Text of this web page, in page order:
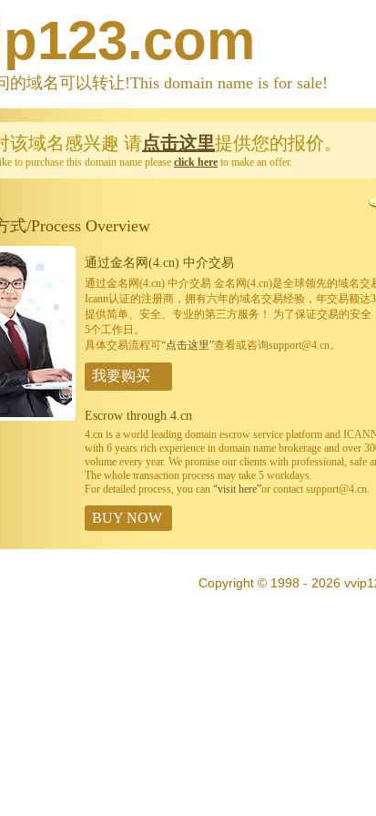
的域名可以转让!This domain name is for sale!
该域名感兴趣 请点击这里提供您的报价。
to purchase this domain name please click here to make an offer.
式/Process Overview
通过金名网(4.cn) 中介交易
通过金名网(4.cn) 中介交易 金名网(4.cn)是全球领先的域名交
Icann认证的注册商，拥有六年的域名交易经验，年交易额达
提供简单、安全、专业的第三方服务！ 为了保证交易的安
5个工作日。
具体交易流程可“点击这里”查看或咨询support@4.cn。
我要购买
Escrow through 4.cn
4.cn is a world leading domain escrow service platform and
with 6 years rich experience in domain name brokerage and over
volume every year. We promise our clients with professional, safe
The whole transaction process may take 5 workdays.
For detailed process, you can “visit here”or contact support@4.cn.
BUY NOW
Copyright © 1998 - 2026